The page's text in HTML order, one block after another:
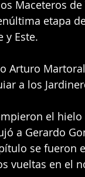
Maceteros
etapa
y Este.
Arturo
a los
el
a Gerardo
se fueron
vueltas en el